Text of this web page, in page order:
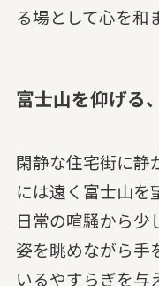
る場として心を和
富士山を仰げる
閑静な住宅街に静
には遠く富士山を
日常の喧騒から少
姿を眺めながら手
いるやすらぎを与